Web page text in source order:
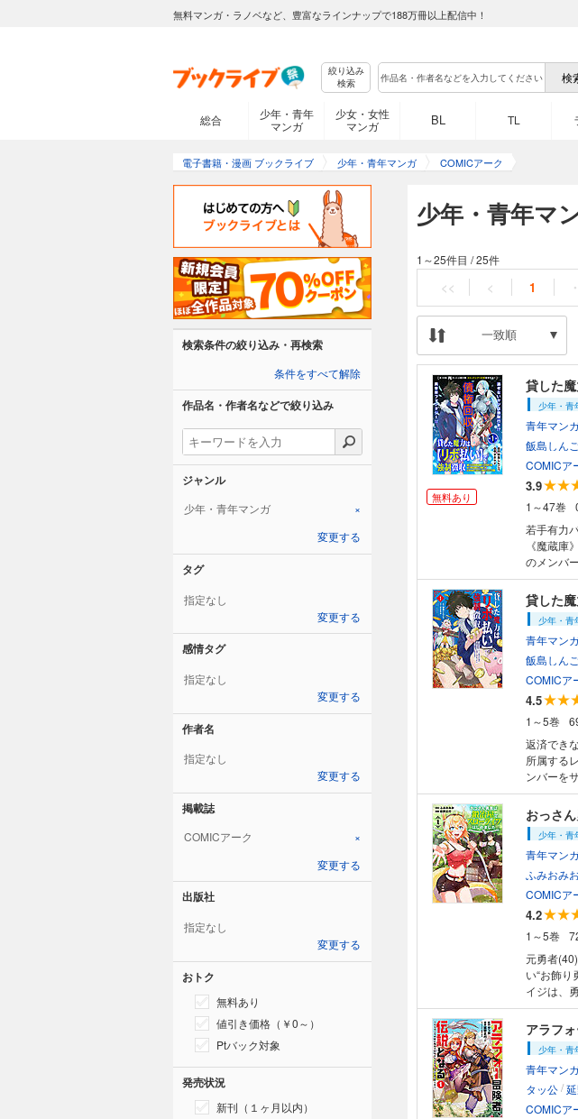
無料マンガ・ラノベなど、豊富なラインナップで188万冊以上配信中！
絞り込み
検索
総合
少年・青年
マンガ
少女・女性
マンガ
BL TL
電子書籍・漫画 ブックライブ 少年・青年マンガ COMICアーク
少年・青年マ
1～25件目 /25件
<< < 1 ・
一致順
無料あり
少年・青
青年マン
飯島しん
COMICア
3.9
1～47巻
若手有力
《魔蔵庫
のメンバ
からお荷
ら追放さ
の怒りに
出現した
メンバー
う／フレ
少年・青
青年マン
飯島しん
COMICア
4.5
1～5巻
返済でき
所属する
ンバーを
が遅れて
の献身を
《無限の
ーに導か
意する！
(C)まさ
おっさ
少年・青
青年マン
ふみおみお
COMICア
4.2
1～5巻
元勇者
い“お飾
イジは、
た。ドラ
せなスロ
器の質が
る、異世
スコミック
少年・青
青年マン
タッ公/
COMICア
検索条件の絞り込み・再検索
条件をすべて解除
作品名・作者名などで絞り込み
ジャンル
少年・青年マンガ ×
変更する
タグ
指定なし
変更する
感情タグ
指定なし
変更する
作者名
指定なし
変更する
掲載誌
COMICアーク ×
変更する
出版社
指定なし
変更する
おトク
無料あり
値引き価格（￥0～）
Ptバック対象
発売状況
新刊（１ヶ月以内）